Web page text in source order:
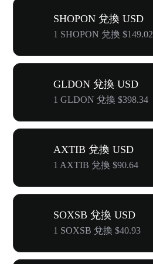
SHOPON 兌換 USD
1 SHOPON 兌換 $149.02
GLDON 兌換 USD
1 GLDON 兌換 $398.34
AXTIB 兌換 USD
1 AXTIB 兌換 $90.64
SOXSB 兌換 USD
1 SOXSB 兌換 $40.93